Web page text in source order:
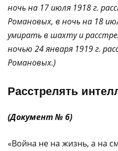
ночь на 17 июля 1918 г.
Романовых, в ночь на 18
умирать в шахту и
ночью 24 января 1919 г.
Романовых.)
Расстрелять
(Документ № 6)
«Война не на жизнь, а на